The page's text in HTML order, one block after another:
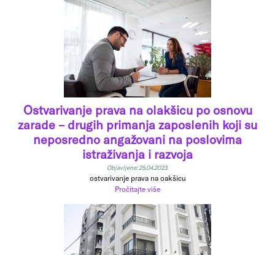
Ostvarivanje prava na olakšicu po osnovu
zarade – drugih primanja zaposlenih koji su
neposredno angažovani na poslovima
istraživanja i razvoja
Objavljeno: 25.04.2023.
ostvarivanje prava na oakšicu
Pročitajte više